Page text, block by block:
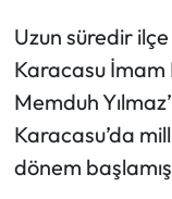
Uzun süredir
Karacasu
Memduh
Karacasu’da
dönem